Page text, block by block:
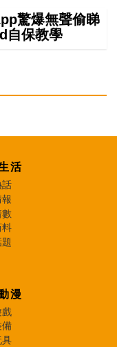
驚爆無聲偷睇
自保教學
活
話
數
料
漫
戲
備
具